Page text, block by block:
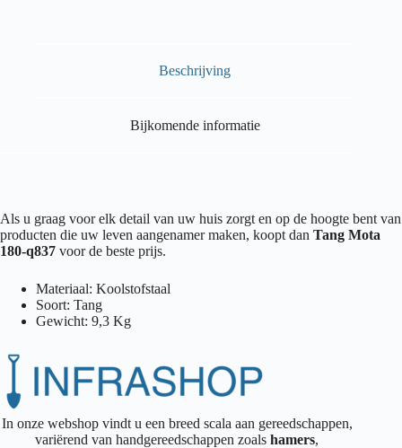
Beschrijving
Bijkomende informatie
Als u graag voor elk detail van uw huis zorgt en op de hoogte bent van
producten die uw leven aangenamer maken, koopt dan Tang Mota
180-q837 voor de beste prijs.
Materiaal: Koolstofstaal
Soort: Tang
Gewicht: 9,3 Kg
In onze webshop vindt u een breed scala aan gereedschappen,
variërend van handgereedschappen zoalshamers,